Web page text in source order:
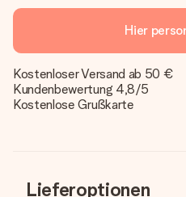
Hier
Kostenloser Versand ab 50 €
Kundenbewertung 4,8/5
Kostenlose Grußkarte
Lieferoptionen